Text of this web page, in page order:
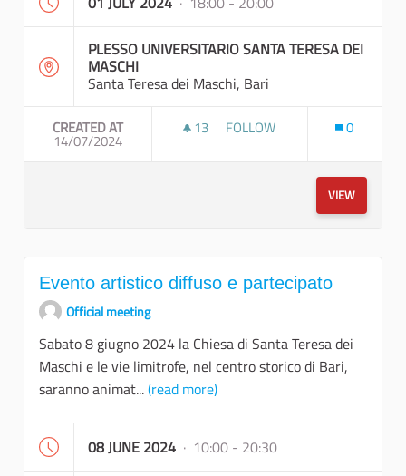
PLESSO UNIVERSITARIO SANTA TERESA DEI
MASCHI
Santa Teresa dei Maschi, Bari
CREATED AT
14/07/2024
13 13 FOLLOWERS
FOLLOW 0
VIEW
Evento artistico diffuso e partecipato
Official meeting
Sabato 8 giugno 2024 la Chiesa di Santa Teresa dei
Maschi e le vie limitrofe, nel centro storico di Bari,
saranno animat...(read more)
08 JUNE 2024 · 10:00 - 20:30